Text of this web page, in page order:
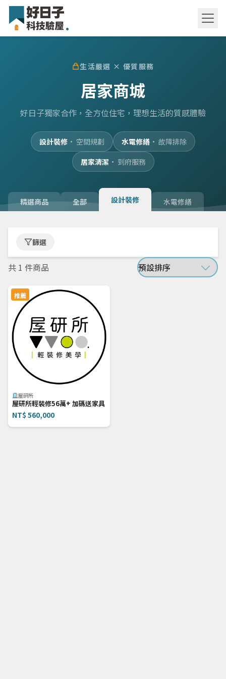
生活嚴選 × 優質服務
居家商城
好日子獨家合作，全方位住宅，理想生活的質感體驗
設計裝修 · 空間規劃 水電修繕 · 故障排除
居家清潔 · 到府服務
精選商品 全部 設計裝修 水電修繕
篩選
共 1 件商品
推薦
屋研所
屋研所輕裝修56萬+ 加碼送家具
NT$ 560,000